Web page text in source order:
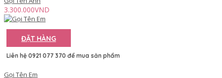
3.300.000VND
ĐẶT HÀNG
Liên hệ 0921 077 370 để mua sản phẩm
Gọi Tên Em